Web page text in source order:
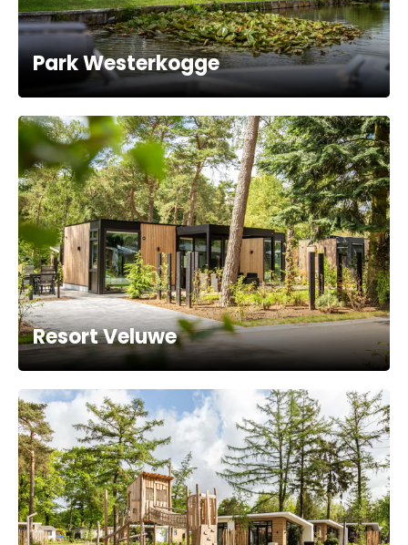
Park Westerkogge
Resort Veluwe